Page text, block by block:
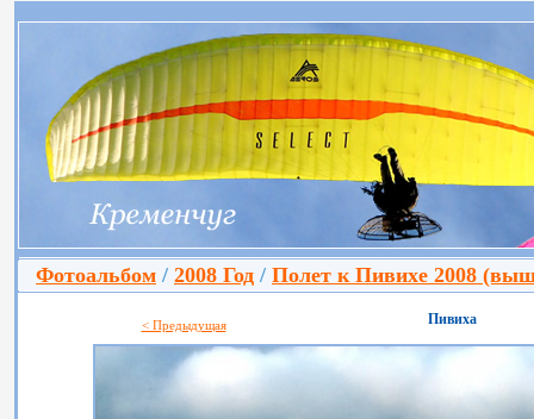
Фотоальбом / 2008 Год / Полет к Пивихе 2008
< Предыдущая Пивиха